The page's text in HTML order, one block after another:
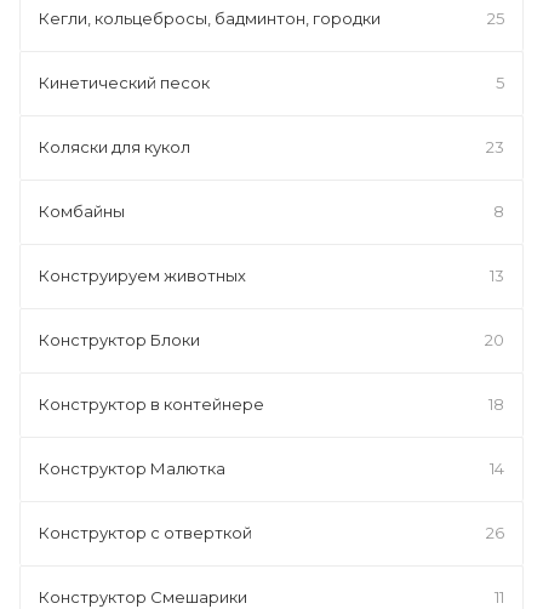
Кегли, кольцебросы, бадминтон, городки 25
Кинетический песок 5
Коляски для кукол 23
Комбайны 8
Конструируем животных 13
Конструктор Блоки 20
Конструктор в контейнере 18
Конструктор Малютка 14
Конструктор с отверткой 26
Конструктор Смешарики 11